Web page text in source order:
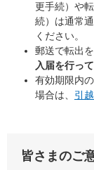
更手続）や
続）は通常
ください。
郵送で転出
入届を行っ
有効期限内
場合は、 引
皆さまのご